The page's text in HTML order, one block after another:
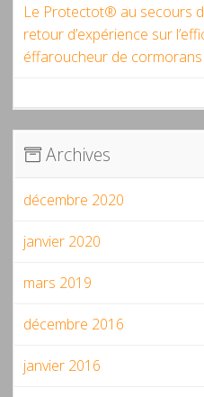
Le Protectot® au secours
retour d’expérience sur
éffaroucheur de cormorans
Archives
décembre 2020
janvier 2020
mars 2019
décembre 2016
janvier 2016